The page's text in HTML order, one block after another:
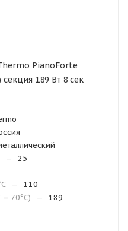
PianoForte
189 Вт 8 сек
—
25
—
110
70°C)
—
189